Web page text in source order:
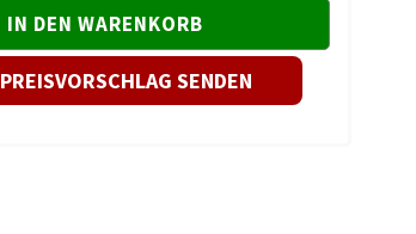
PREISVORSCHLAG SENDEN